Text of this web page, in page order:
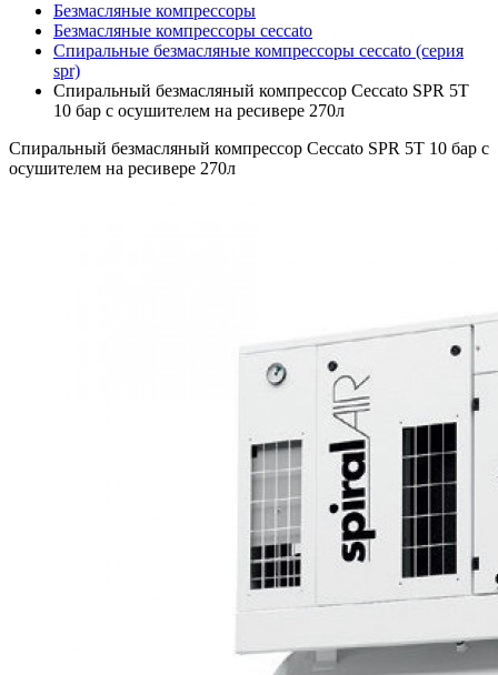
Безмасляные компрессоры
Безмасляные компрессоры ceccato
Спиральные безмасляные компрессоры ceccato (серия
spr)
Спиральный безмасляный компрессор Ceccato SPR 5T
10 бар с осушителем на ресивере 270л
Спиральный безмасляный компрессор Ceccato SPR 5T 10 бар с
осушителем на ресивере 270л